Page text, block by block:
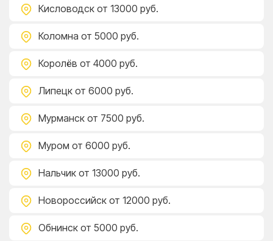
Кисловодск от 13000 руб.
Коломна от 5000 руб.
Королёв от 4000 руб.
Липецк от 6000 руб.
Мурманск от 7500 руб.
Муром от 6000 руб.
Нальчик от 13000 руб.
Новороссийск от 12000 руб.
Обнинск от 5000 руб.